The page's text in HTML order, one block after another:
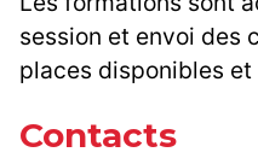
session et envoi des
places disponibles
Contacts